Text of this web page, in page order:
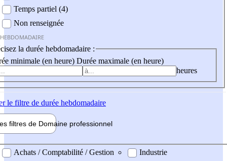
Temps partiel (4)
Non renseignée
la durée hebdomadaire :
minimale (en heure) Durée maximale (en heure)
heures
le filtre de durée hebdomadaire
filtres de Domaine professionnel
professionel
Achats / Comptabilité / Gestion
Industrie